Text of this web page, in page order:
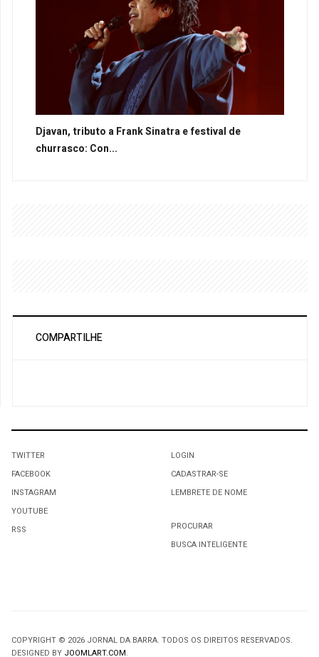
Djavan, tributo a Frank Sinatra e festival de
churrasco: Con...
COMPARTILHE
TWITTER
FACEBOOK
INSTAGRAM
YOUTUBE
RSS
LOGIN
CADASTRAR-SE
LEMBRETE DE NOME
PROCURAR
BUSCA INTELIGENTE
COPYRIGHT © 2026 JORNAL DA BARRA. TODOS OS DIREITOS RESERVADOS.
DESIGNED BY JOOMLART.COM.